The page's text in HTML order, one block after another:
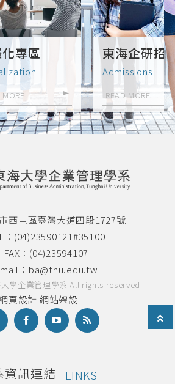
東海企研招生
Admissions
READ MORE
西屯區臺灣大道四段1727號
(04)23590121#35100
FAX： (04)23594107
： ba@thu.edu.tw
學企業管理學系 All rights reserved.
頁設計 網站架設
資訊連結 LINKS